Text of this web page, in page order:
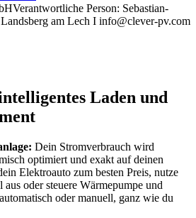
Verantwortliche Person: Sebastian-
am Lech I info@clever-pv.com
Laden und
Dein Stromverbrauch wird
optimiert und exakt auf deinen
Elektroauto zum besten Preis, nutze
oder steuere Wärmepumpe und
oder manuell, ganz wie du